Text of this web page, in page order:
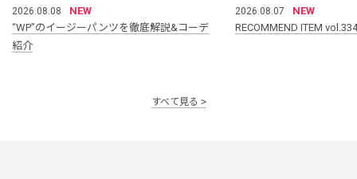
2026.08.08
NEW
“WP”のイージーパンツを徹底解説&コーデ
紹介
2026.08.07
NEW
RECOMMEND ITEM vol.334
すべて見る